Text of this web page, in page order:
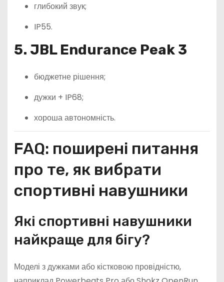
глибокий звук;
IP55.
5. JBL Endurance Peak 3
бюджетне рішення;
дужки + IP68;
хороша автономність.
FAQ: поширені питання
про те, як вибрати
спортивні навушники
Які спортивні навушники
найкраще для бігу?
Моделі з дужками або кістковою провідністю,